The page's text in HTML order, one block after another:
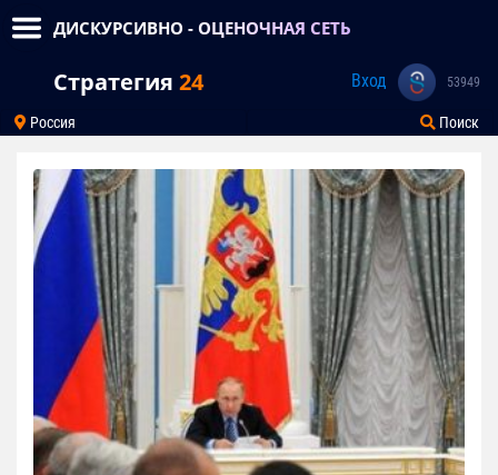
ДИСКУРСИВНО - ОЦЕНОЧНАЯ СЕТЬ
Стратегия 24 Вход 53949
Россия Поиск